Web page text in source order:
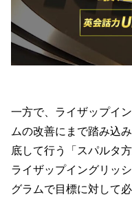
一方で、ライザップイ
ムの改善にまで踏み込
底して行う「スパルタ
ライザップイングリッ
グラムで目標に対して